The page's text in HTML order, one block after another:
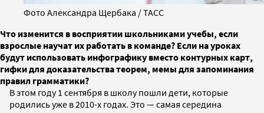
Фото Александра Щербака / ТАСС
Что изменится в восприятии школьниками учебы, если
взрослые научат их работать в команде? Если на уроках
будут использовать инфографику вместо контурных карт,
гифки для доказательства теорем, мемы для запоминания
правил грамматики?
В этом году 1 сентября в школу пошли дети, которые
родились уже в 2010-х годах. Это — самая середина